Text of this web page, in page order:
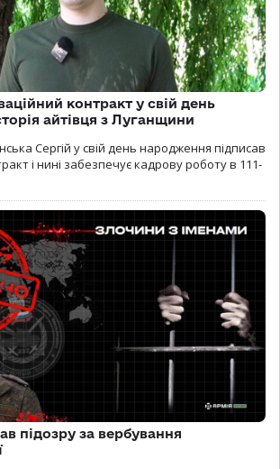
контракт у свій день
айтівця з Луганщини
Сергій у свій день народження підписав
і нині забезпечує кадрову роботу в 111-
підозру за вербування